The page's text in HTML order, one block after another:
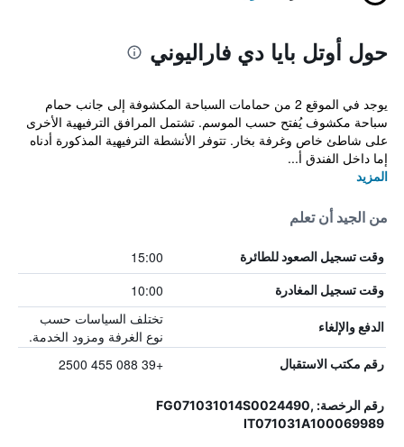
حول أوتل بايا دي فاراليوني
يوجد في الموقع 2 من حمامات السباحة المكشوفة إلى جانب حمام
سباحة مكشوف يُفتح حسب الموسم. تشتمل المرافق الترفيهية الأخرى
على شاطئ خاص وغرفة بخار. تتوفر الأنشطة الترفيهية المذكورة أدناه
إما داخل الفندق أ...
المزيد
من الجيد أن تعلم
وقت تسجيل الصعود للطائرة 15:00
وقت تسجيل المغادرة 10:00
الدفع والإلغاء
تختلف السياسات حسب
نوع الغرفة ومزود الخدمة.
رقم مكتب الاستقبال +39 088 455 2500
رقم الرخصة: FG071031014S0024490,
IT071031A100069989